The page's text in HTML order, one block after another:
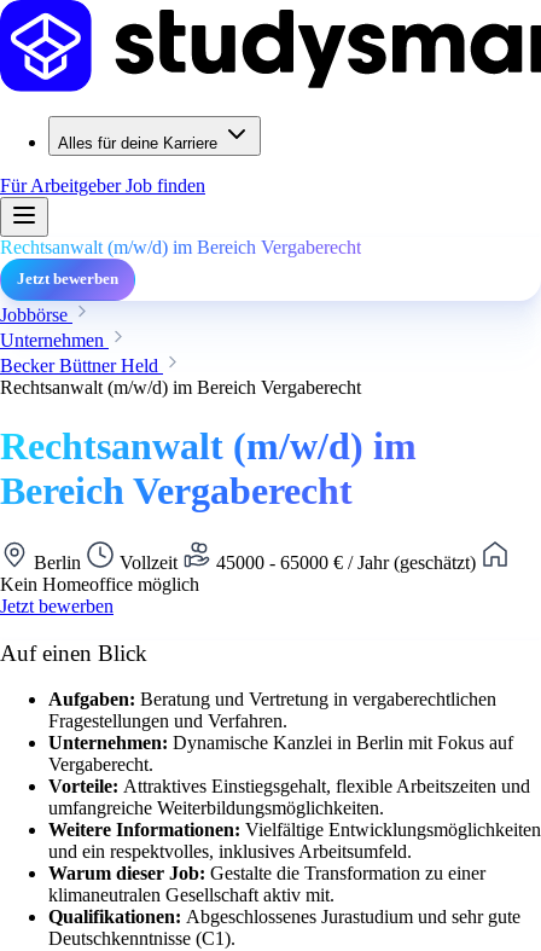
Alles für deine Karriere
Für ArbeitgeberJob finden
Rechtsanwalt (m/w/d) im Bereich Vergaberecht
Jetzt bewerben
Jobbörse
Unternehmen
Becker Büttner Held
Rechtsanwalt (m/w/d) im Bereich Vergaberecht
Rechtsanwalt (m/w/d) im
Bereich Vergaberecht
Berlin Vollzeit
45000 - 65000 € / Jahr (geschätzt)
Kein Homeoffice möglich
Jetzt bewerben
Auf einen Blick
Aufgaben: Beratung und Vertretung in vergaberechtlichen
Fragestellungen und Verfahren.
Unternehmen: Dynamische Kanzlei in Berlin mit Fokus auf
Vergaberecht.
Vorteile: Attraktives Einstiegsgehalt, flexible Arbeitszeiten und
umfangreiche Weiterbildungsmöglichkeiten.
Weitere Informationen: Vielfältige Entwicklungsmöglichkeiten
und ein respektvolles, inklusives Arbeitsumfeld.
Warum dieser Job: Gestalte die Transformation zu einer
klimaneutralen Gesellschaft aktiv mit.
Qualifikationen: Abgeschlossenes Jurastudium und sehr gute
Deutschkenntnisse (C1).